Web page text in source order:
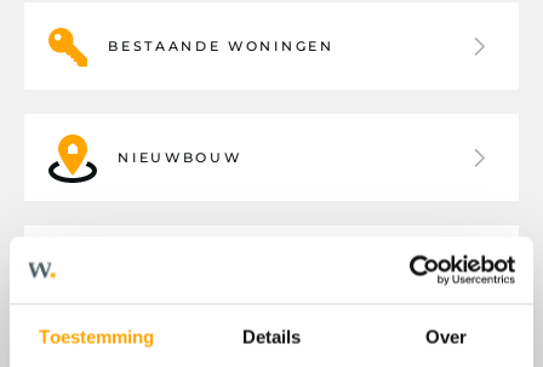
Toestemming Details Over
BESTAANDE WONINGEN
NIEUWBOUW